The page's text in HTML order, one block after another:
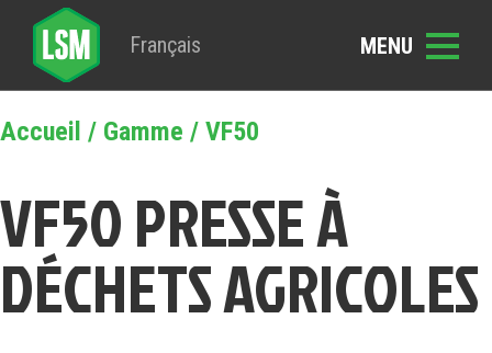
Français
Accueil / Gamme / VF50
VF50 PRESSE À
DÉCHETS AGRICOLES